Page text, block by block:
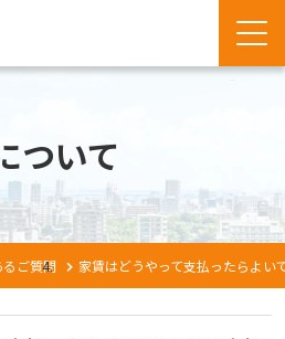
ついて
るご質問 家賃はどうやって支払ったらよい